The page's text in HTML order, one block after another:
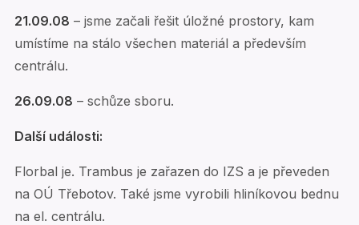
21.09.08 – jsme začali řešit úložné prostory, kam
umístíme na stálo všechen materiál a především
centrálu.
26.09.08 – schůze sboru.
Další události:
Florbal je. Trambus je zařazen do IZS a je převeden
na OÚ Třebotov. Také jsme vyrobili hliníkovou bednu
na el. centrálu.